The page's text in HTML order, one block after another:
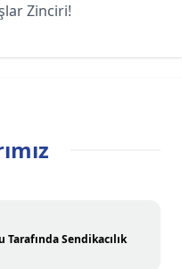
Zinciri!
Tarafında Sendikacılık